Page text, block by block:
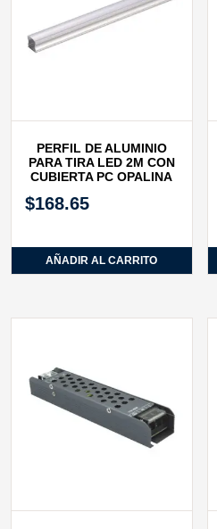
PERFIL DE ALUMINIO
PARA TIRA LED 2M CON
CUBIERTA PC OPALINA
$168.65
AÑADIR AL CARRITO